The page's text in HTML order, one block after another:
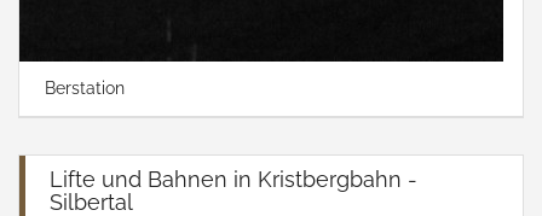
Berstation
Lifte und Bahnen in Kristbergbahn -
Silbertal